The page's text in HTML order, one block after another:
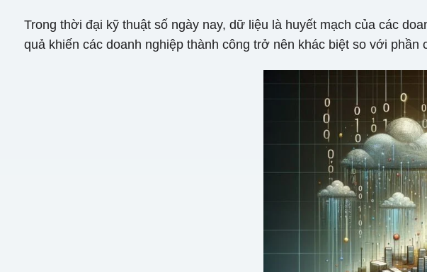
Trong thời đại kỹ thuật số ngày nay, dữ liệu là huyết mạch của các
quả khiến các doanh nghiệp thành công trở nên khác biệt so với